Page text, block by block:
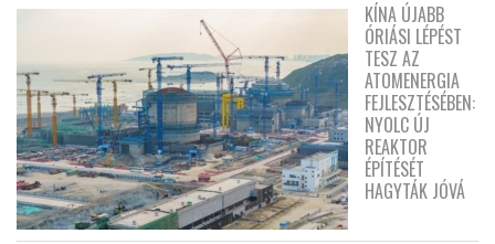
KÍNA ÚJABB
ÓRIÁSI LÉPÉST
TESZ AZ
ATOMENERGIA
FEJLESZTÉSÉBEN:
NYOLC ÚJ
REAKTOR
ÉPÍTÉSÉT
HAGYTÁK JÓVÁ